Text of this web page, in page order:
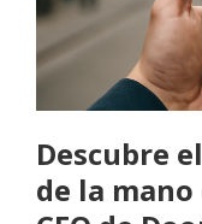
Descubre
de la